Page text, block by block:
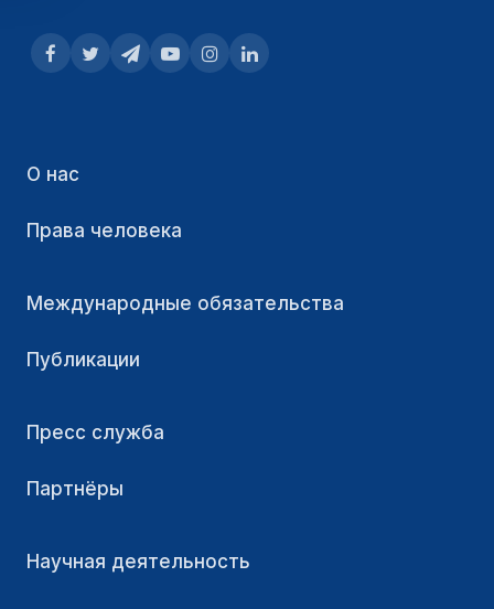
О нас
Права человека
Международные обязательства
Публикации
Пресс служба
Партнёры
Научная деятельность